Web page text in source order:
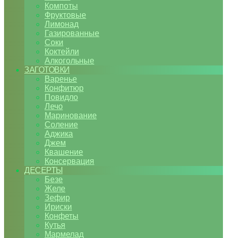
Компоты
Фруктовые
Лимонад
Газированные
Соки
Коктейли
Алкогольные
ЗАГОТОВКИ
Варенье
Конфитюр
Повидло
Лечо
Маринование
Соление
Аджика
Джем
Квашение
Консервация
ДЕСЕРТЫ
Безе
Желе
Зефир
Ириски
Конфеты
Кутья
Мармелад